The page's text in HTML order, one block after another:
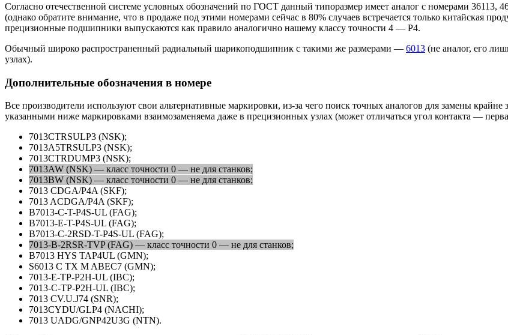
Согласно отечественной системе условных обозначений по ГОСТ данный типоразмер имеет аналог с номерами 36113,
(однако обратите внимание, что в продаже под этими номерами сейчас в 80% случаев встречается только китайская
прецизионные подшипники выпускаются как правило аналогично нашему классу точности 4 — P4.
Обычный широко распространенный радиальный шарикоподшипник с такими же размерами — 6013 (не аналог, его
узлах).
Дополнительные обозначения в номере
Все производители используют свои альтернативные маркировки, из-за чего поиск точных аналогов для замены
указанными ниже маркировками взаимозаменяема даже в прецизионных узлах (может отличаться угол контакта —
7013CTRSULP3 (NSK);
7013A5TRSULP3 (NSK);
7013CTRDUMP3 (NSK);
7013AW (NSK) — класс точности 0 — не для станков;
7013BW (NSK) — класс точности 0 — не для станков;
7013 CDGA/P4A (SKF);
7013 ACDGA/P4A (SKF);
B7013-C-T-P4S-UL (FAG);
B7013-E-T-P4S-UL (FAG);
B7013-C-2RSD-T-P4S-UL (FAG);
7013-B-2RSR-TVP (FAG) — класс точности 0 — не для станков;
B7013 HYS TAP4UL (GMN);
S6013 C TX M ABEC7 (GMN);
7013-E-TP-P2H-UL (IBC);
7013-C-TP-P2H-UL (IBC);
7013 СV.U.J74 (SNR);
7013CYDU/GLP4 (NACHI);
7013 UADG/GNP42U3G (NTN).